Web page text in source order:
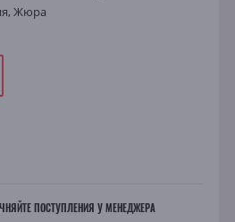
Жюра
ПОСТУПЛЕНИЯ У МЕНЕДЖЕРА